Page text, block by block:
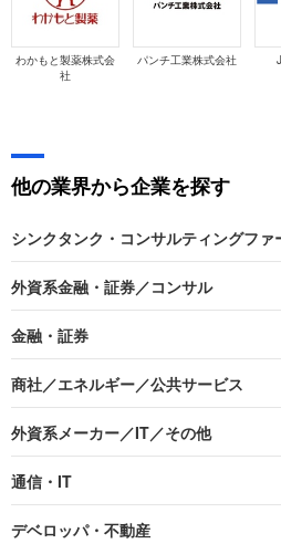
わかもと製薬株式会
社
パンチ工業株式会社
他の業界から企業を探す
シンクタンク・コンサルティングファ
外資系金融・証券／コンサル
金融・証券
商社／エネルギー／公共サービス
外資系メーカー／IT／その他
通信・IT
デベロッパ・不動産